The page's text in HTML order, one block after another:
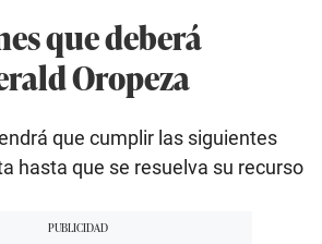
que deberá
Oropeza
que cumplir las siguientes
hasta que se resuelva su recurso